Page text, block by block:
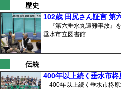
歴史
102歳 田尻さん証言 第
『第六垂水丸遭難事故』
垂水市立図書館…
伝統
400年以上続く垂水市
400年以上続く垂水市柊原